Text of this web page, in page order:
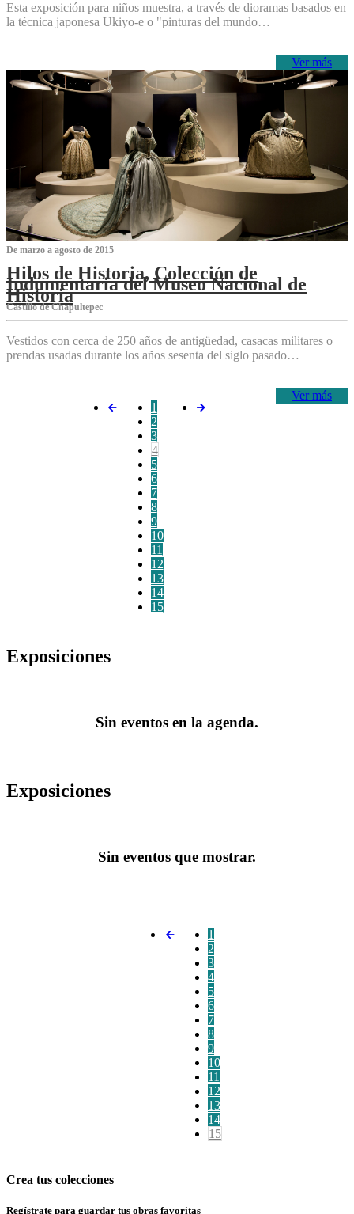
Esta exposición para niños muestra, a través de dioramas basados en
la técnica japonesa Ukiyo-e o "pinturas del mundo…
Ver más
De marzo a agosto de 2015
Hilos de Historia, Colección de
Indumentaria del Museo Nacional de
Historia
Castillo de Chapultepec
Vestidos con cerca de 250 años de antigüedad, casacas militares o
prendas usadas durante los años sesenta del siglo pasado…
Ver más
1
2
3
4
5
6
7
8
9
10
11
12
13
14
15
Exposiciones
Sin eventos en la agenda.
Exposiciones
Sin eventos que mostrar.
1
2
3
4
5
6
7
8
9
10
11
12
13
14
15
Crea tus colecciones
Regístrate para guardar tus obras favoritas